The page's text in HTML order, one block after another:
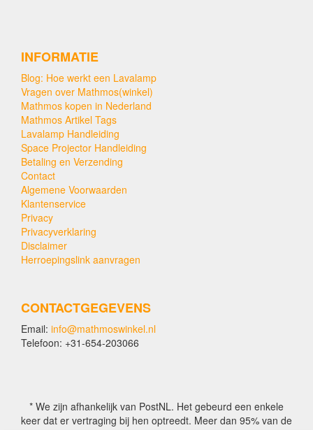
INFORMATIE
Blog: Hoe werkt een Lavalamp
Vragen over Mathmos(winkel)
Mathmos kopen in Nederland
Mathmos Artikel Tags
Lavalamp Handleiding
Space Projector Handleiding
Betaling en Verzending
Contact
Algemene Voorwaarden
Klantenservice
Privacy
Privacyverklaring
Disclaimer
Herroepingslink aanvragen
CONTACTGEGEVENS
Email: info@mathmoswinkel.nl
Telefoon: +31-654-203066
* We zijn afhankelijk van PostNL. Het gebeurd een enkele
keer dat er vertraging bij hen optreedt. Meer dan 95% van de